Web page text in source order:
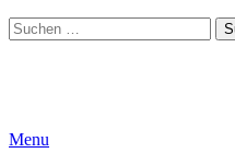
Suchen
nach:
Menu